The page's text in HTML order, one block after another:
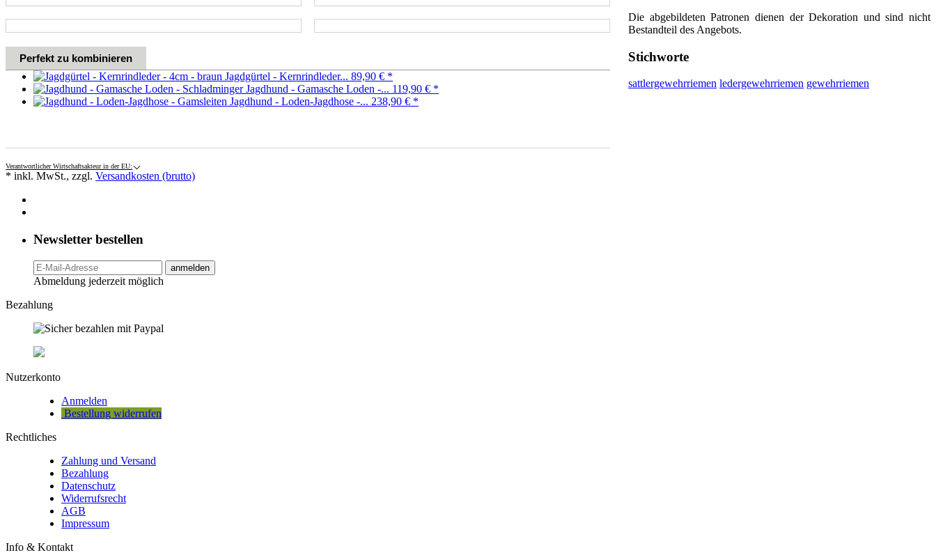
Perfekt zu kombinieren
Jagdgürtel - Kernrindleder... 89,90 € *
Jagdhund - Gamasche Loden -... 119,90 € *
Jagdhund - Loden-Jagdhose -... 238,90 € *
Verantwortlicher Wirtschaftsakteur in der EU:
Die abgebildeten Patronen dienen der Dekoration und sind nicht
Bestandteil des Angebots.
Stichworte
sattlergewehrriemen ledergewehrriemen gewehrriemen
* inkl. MwSt., zzgl. Versandkosten (brutto)
Newsletter bestellen
anmelden
Abmeldung jederzeit möglich
Bezahlung
Nutzerkonto
Anmelden
Bestellung widerrufen
Rechtliches
Zahlung und Versand
Bezahlung
Datenschutz
Widerrufsrecht
AGB
Impressum
Info & Kontakt